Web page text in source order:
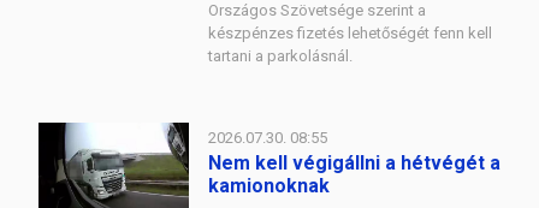
Országos Szövetsége szerint a
készpénzes fizetés lehetőségét fenn kell
tartani a parkolásnál.
2026.07.30. 08:55
Nem kell végigállni a hétvégét a
kamionoknak